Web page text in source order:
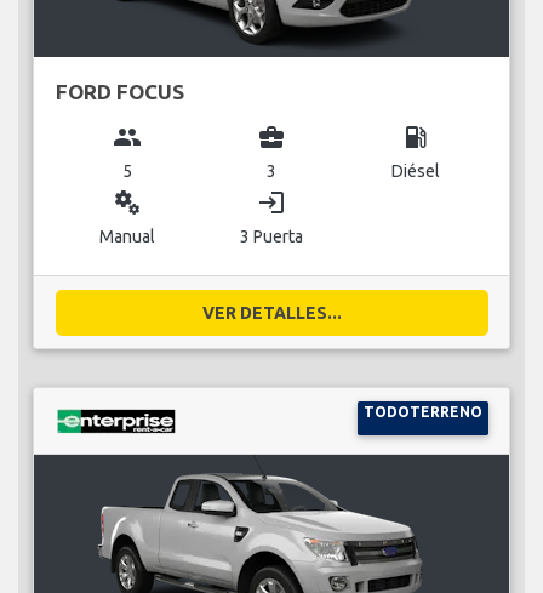
FORD FOCUS
group
5
business_center
3
local_gas_station
Diésel
miscellaneous_services
Manual
login
3 Puerta
VER DETALLES...
TODOTERRENO